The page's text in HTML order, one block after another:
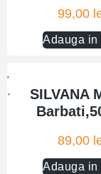
99,00
Adauga in
SILVANA
89,00
Adauga in